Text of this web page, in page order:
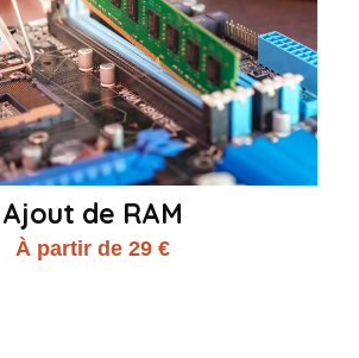
Ajout de RAM
À partir de 29 €